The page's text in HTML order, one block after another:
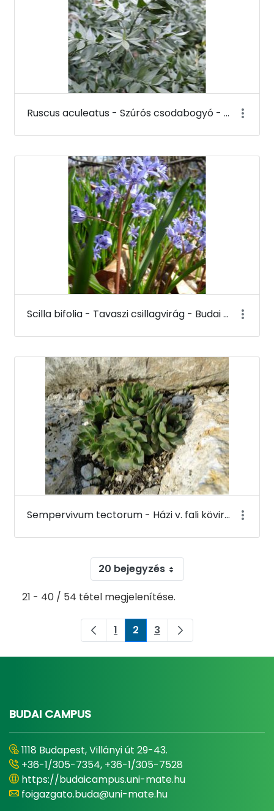
Ruscus aculeatus - Szúrós csodabogyó - Budai Arborétum
Scilla bifolia - Tavaszi csillagvirág - Budai Arborétum
Sempervivum tectorum - Házi v. fali kövirózsa - Budai Arborétum
20 bejegyzés
21 - 40 / 54 tétel megjelenítése.
Oldal
1 Oldal
2 Oldal
3
BUDAI CAMPUS
1118 Budapest, Villányi út 29-43.
+36-1/305-7354, +36-1/305-7528
https://budaicampus.uni-mate.hu
foigazgato.buda@uni-mate.hu